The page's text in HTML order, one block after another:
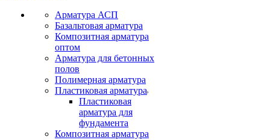
Арматура АСП
Базальтовая арматура
Композитная арматура
оптом
Арматура для бетонных
полов
Полимерная арматура
Пластиковая арматура
Пластиковая
арматура для
фундамента
Композитная арматура